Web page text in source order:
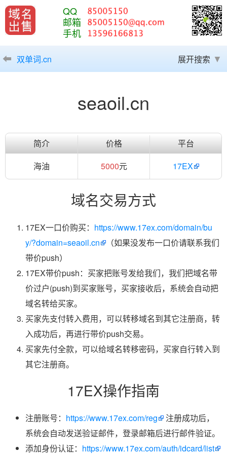
QQ
邮箱
手机
双单词.cn 展开搜索
seaoil.cn
简介 价格
平台
海油
5000元 17EX
域名交易方式
17EX一口价购买： https://www.17ex.com/domain/bu
y/?domain=seaoil.cn
（如果没发布一口价请联系我们
带价push）
17EX带价push：买家把账号发给我们，我们把域名带
价过户(push)到买家账号，买家接收后，系统会自动把
域名转给买家。
买家先支付转入费用，可以转移域名到其它注册商，转
入成功后，再进行带价push交易。
买家先付全款，可以给域名转移密码，买家自行转入到
其它注册商。
17EX操作指南
注册账号： https://www.17ex.com/reg
注册成功后，
系统会自动发送验证邮件，登录邮箱后进行邮件验证。
添加身份认证： https://www.17ex.com/auth/idcard/list